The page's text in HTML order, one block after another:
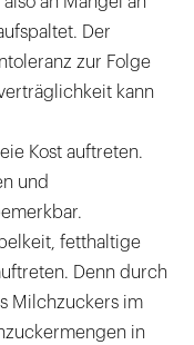
Der
zur Folge
kann
Kost auftreten.
und
fetthaltige
Denn durch
Milchzuckers im
in